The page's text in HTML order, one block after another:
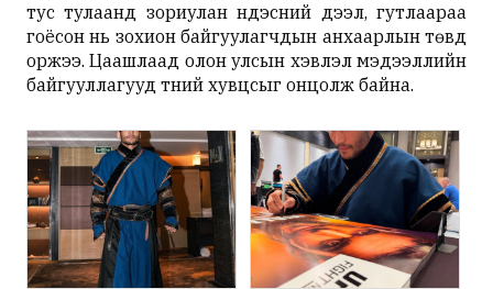
тус тулаанд зориулан үндэсний дээл, гутлаараа
гоёсон нь зохион байгуулагчдын анхаарлынтөвд
оржээ. Цаашлаад олон улсын хэвлэл мэдээллийн
байгууллагууд түүний хувцсыг онцолж байна.